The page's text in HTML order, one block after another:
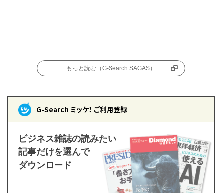
もっと読む（G-Search SAGAS）
G-Search ミッケ！ ご利用登録
ビジネス雑誌の読みたい
記事だけを選んで
ダウンロード